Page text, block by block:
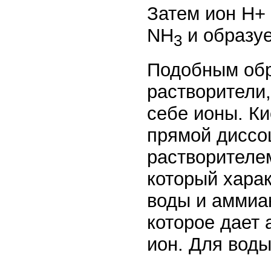
Затем ион Н+
NH3 и
Подобным
себе ионы.
прямой
который
воды и
которое
ион. Для